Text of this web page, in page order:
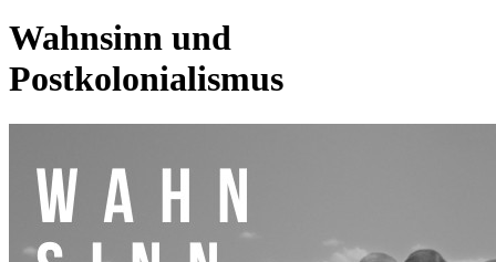
Wahnsinn und
Postkolonialismus